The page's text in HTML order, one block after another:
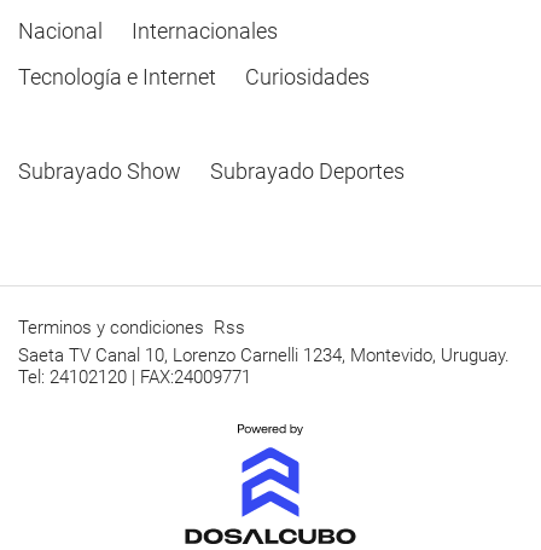
Nacional
Internacionales
Tecnología e Internet
Curiosidades
Subrayado Show Subrayado Deportes
Terminos y condiciones Rss
Saeta TV Canal 10, Lorenzo Carnelli 1234, Montevido, Uruguay.
Tel: 24102120 | FAX:24009771